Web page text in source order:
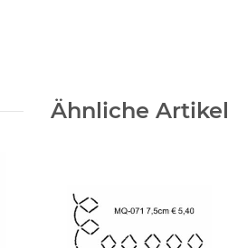
Ähnliche Artikel